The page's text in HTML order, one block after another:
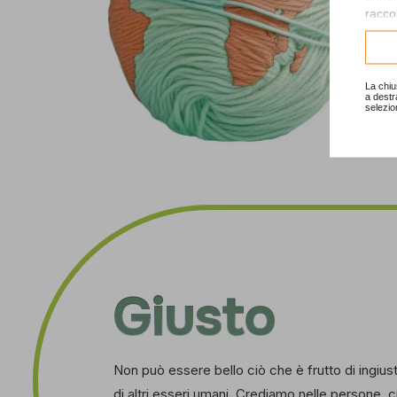
La
a
Giusto
Non può essere bello ciò che è frutto di